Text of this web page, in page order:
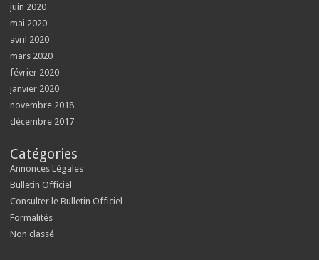
juin 2020
mai 2020
avril 2020
mars 2020
février 2020
janvier 2020
novembre 2018
décembre 2017
Catégories
Annonces Légales
Bulletin Officiel
Consulter le Bulletin Officiel
Formalités
Non classé